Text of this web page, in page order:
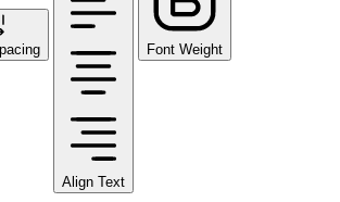
Align Text
Font Weight